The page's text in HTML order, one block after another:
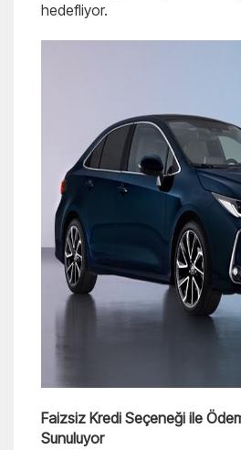
hedefliyor.
Faizsiz Kredi Seçeneği ile
Sunuluyor